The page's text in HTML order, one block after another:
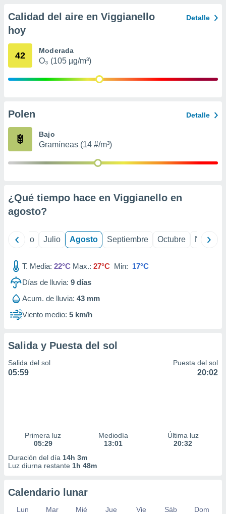
e
mediante
Calidad del aire en Viggianello
hoy
Detalle
42 Moderada
O₃ (105 µg/m³)
Polen Detalle
Bajo
Gramíneas (14 #/m³)
¿Qué tiempo hace en Viggianello en
agosto?
Junio Julio Agosto Septiembre Octubre
T. Media: 22°C Max.: 27°C Min: 17°C
Días de lluvia: 9 días
Acum. de lluvia: 43 mm
Viento medio: 5 km/h
Salida y Puesta del sol
Salida del sol
05:59
Puesta del sol
20:02
Primera luz
05:29
Mediodía
13:01
Última luz
20:32
Duración del día 14h 3m
Luz diurna restante 1h 48m
Calendario lunar
Lun Mar Mié Jue Vie Sáb
Dom